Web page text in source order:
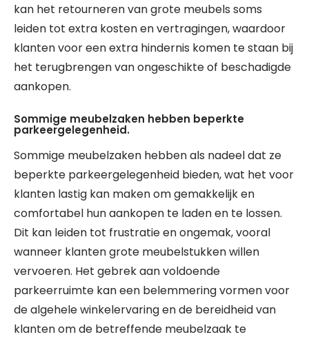
kan het retourneren van grote meubels soms
leiden tot extra kosten en vertragingen, waardoor
klanten voor een extra hindernis komen te staan bij
het terugbrengen van ongeschikte of beschadigde
aankopen.
Sommige meubelzaken hebben beperkte
parkeergelegenheid.
Sommige meubelzaken hebben als nadeel dat ze
beperkte parkeergelegenheid bieden, wat het voor
klanten lastig kan maken om gemakkelijk en
comfortabel hun aankopen te laden en te lossen.
Dit kan leiden tot frustratie en ongemak, vooral
wanneer klanten grote meubelstukken willen
vervoeren. Het gebrek aan voldoende
parkeerruimte kan een belemmering vormen voor
de algehele winkelervaring en de bereidheid van
klanten om de betreffende meubelzaak te